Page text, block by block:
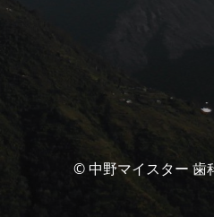
© 中野マイスター 歯